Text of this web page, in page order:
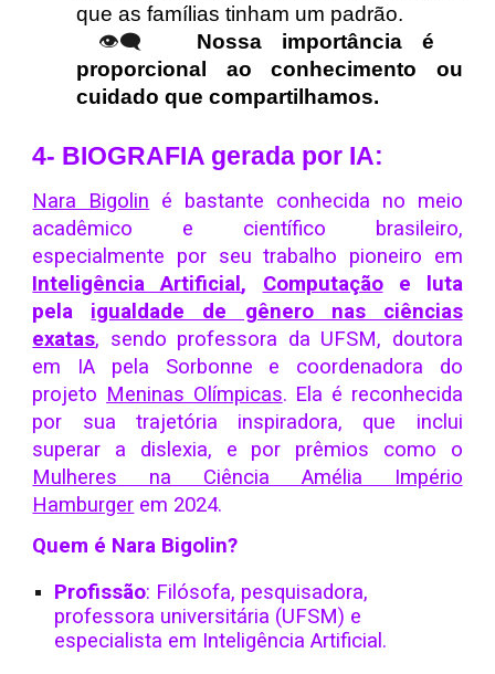
que as famílias tinham um padrão.
👁️‍🗨️
Nossa importância é
proporcional ao conhecimento ou
cuidado que compartilhamos.
4- BIOGRAFIA gerada por IA:
Nara Bigolin é bastante conhecida no meio
acadêmico e científico brasileiro,
especialmente por seu trabalho pioneiro em
Inteligência Artificial , Computaçãoe luta
pela igualdade de gênero nas ciências
exatas, sendo professora da UFSM, doutora
em IA pela Sorbonne e coordenadora do
projeto Meninas Olímpicas. Ela é reconhecida
por sua trajetória inspiradora, que inclui
superar a dislexia, e por prêmios como o
Mulheres na Ciência Amélia Império
Hamburger em 2024.
Quem é Nara Bigolin?
Profissão: Filósofa, pesquisadora,
professora universitária (UFSM) e
especialista em Inteligência Artificial.